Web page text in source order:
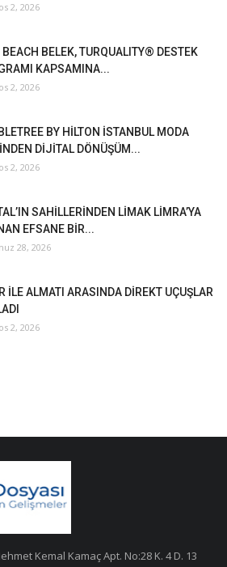
2, 2026
BEACH BELEK, TURQUALITY® DESTEK
KAPSAMINA...
2, 2026
BY HİLTON İSTANBUL MODA
DİJİTAL DÖNÜŞÜM...
2, 2026
SAHİLLERİNDEN LİMAK LİMRA’YA
EFSANE BİR...
28, 2026
İLE ALMATI ARASINDA DİREKT UÇUŞLAR
2, 2026
Kemal Kamaç Apt. No:28 K. 4 D. 13